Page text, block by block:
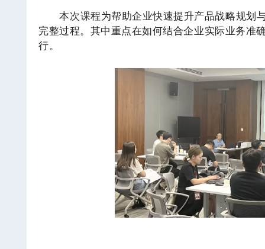
本次课程为帮助企业快速提升产品战略规划
完整过程。其中重点在如何结合企业实际业务准
行。